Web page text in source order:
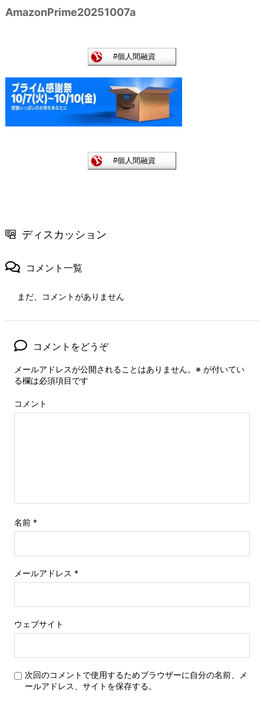
AmazonPrime20251007a
ディスカッション
コメント一覧
まだ、コメントがありません
コメントをどうぞ
メールアドレスが公開されることはありません。 ※ が付いてい
る欄は必須項目です
コメント
名前 *
メールアドレス *
ウェブサイト
次回のコメントで使用するためブラウザーに自分の名前、メ
ールアドレス、サイトを保存する。